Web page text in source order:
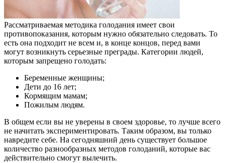
Рассматриваемая методика голодания имеет свои
противопоказания, которым нужно обязательно следовать. То
есть она подходит не всем и, в конце концов, перед вами
могут возникнуть серьезные преграды. Категории людей,
которым запрещено голодать:
Беременные женщины;
Дети до 16 лет;
Кормящим мамам;
Пожилым людям.
В общем если вы не уверены в своем здоровье, то лучше всего
не начитать экспериментировать. Таким образом, вы только
навредите себе. На сегодняшний день существует большое
количество разнообразных методов голоданий, которые вас
действительно смогут вылечить.